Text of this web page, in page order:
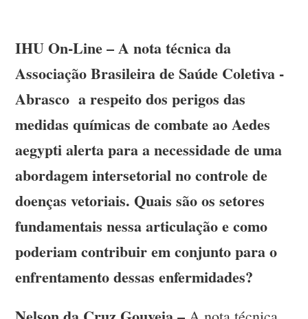
IHU On-Line – A nota técnica da
Associação Brasileira de Saúde Coletiva -
Abrasco a respeito dos perigos das
medidas químicas de combate ao Aedes
aegypti alerta para a necessidade de uma
abordagem intersetorial no controle de
doenças vetoriais. Quais são os setores
fundamentais nessa articulação e como
poderiam contribuir em conjunto para o
enfrentamento dessas enfermidades?